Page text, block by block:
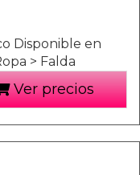
Disponible en
> Falda
Ver precios